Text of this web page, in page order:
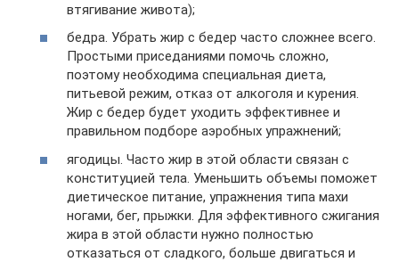
втягивание живота);
бедра. Убрать жир с бедер часто сложнее всего.
Простыми приседаниями помочь сложно,
поэтому необходима специальная диета,
питьевой режим, отказ от алкоголя и курения.
Жир с бедер будет уходить эффективнее и
правильном подборе аэробных упражнений;
ягодицы. Часто жир в этой области связан с
конституцией тела. Уменьшить объемы поможет
диетическое питание, упражнения типа махи
ногами, бег, прыжки. Для эффективного сжигания
жира в этой области нужно полностью
отказаться от сладкого, больше двигаться и